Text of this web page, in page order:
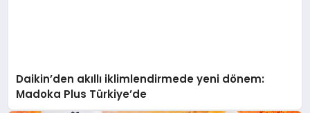
Daikin’den akıllı iklimlendirmede yeni dönem:
Madoka Plus Türkiye’de